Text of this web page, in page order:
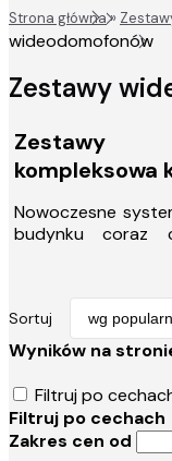
Strona główna»
wideodomofonów
Zestawy
Zestawy
kompleksowa
Nowoczesne
budynku coraz
drzwiami, bez
zestawom
rozmowy, ale też
zwiększa
obsługa
zarówno w
jest możliwość
przez
Sortuj
Wyników na
Filtruj po
Filtruj po cechach
Zakres cen od